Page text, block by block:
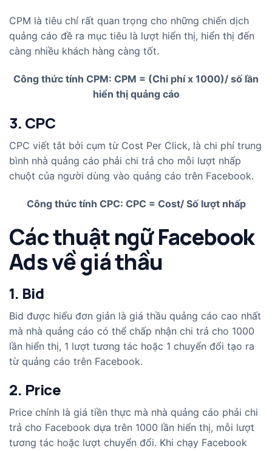
CPM là tiêu chí rất quan trọng cho những chiến dịch
quảng cáo đề ra mục tiêu là lượt hiển thị, hiển thị đến
càng nhiều khách hàng càng tốt.
Công thức tính CPM: CPM = (Chi phí x 1000)/ số lần
hiển thị quảng cáo
3. CPC
CPC viết tắt bởi cụm từ Cost Per Click, là chi phí trung
bình nhà quảng cáo phải chi trả cho mỗi lượt nhấp
chuột của người dùng vào quảng cáo trên Facebook.
Công thức tính CPC: CPC = Cost/ Số lượt nhấp
Các thuật ngữ Facebook
Ads về giá thầu
1. Bid
Bid được hiểu đơn giản là giá thầu quảng cáo cao nhất
mà nhà quảng cáo có thể chấp nhận chi trả cho 1000
lần hiển thị, 1 lượt tương tác hoặc 1 chuyển đổi tạo ra
từ quảng cáo trên Facebook.
2. Price
Price chính là giá tiền thực mà nhà quảng cáo phải chi
trả cho Facebook dựa trên 1000 lần hiển thị, mỗi lượt
tương tác hoặc lượt chuyển đổi. Khi chạy Facebook